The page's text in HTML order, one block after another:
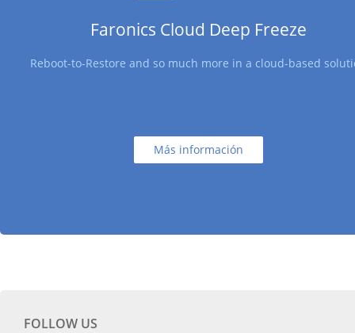
Faronics Cloud Deep Freeze
Reboot-to-Restore and so much more in a cloud-based
Más información
FOLLOW US